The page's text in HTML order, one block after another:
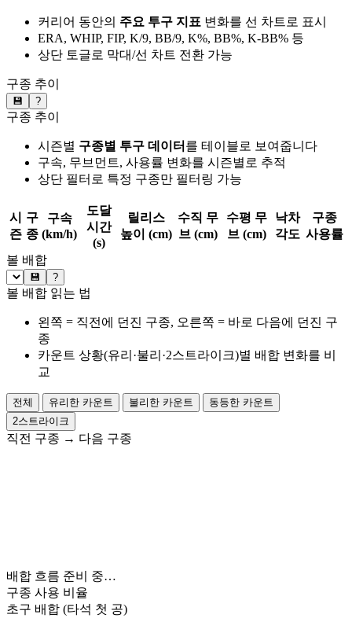
커리어 동안의 주요 투구 지표 변화를 선 차트로 표시
ERA, WHIP, FIP, K/9, BB/9, K%, BB%, K-BB% 등
상단 토글로 막대/선 차트 전환 가능
구종 추이
💾 ?
구종 추이
시즌별 구종별 투구 데이터 를 테이블로 보여줍니다
구속, 무브먼트, 사용률 변화를 시즌별로 추적
상단 필터로 특정 구종만 필터링 가능
시
즌
구
종
구속
(km/h)
도달
시간
(s)
릴리스
높이 (cm)
수직 무
브 (cm)
수평 무
브 (cm)
낙차
각도
구종
사용률
볼 배합
💾 ?
볼 배합 읽는 법
왼쪽 = 직전에 던진 구종, 오른쪽 = 바로 다음에 던진 구
종
카운트 상황(유리·불리·2스트라이크)별 배합 변화를 비
교
전체 유리한 카운트 불리한 카운트
동등한 카운트
2스트라이크
직전 구종 → 다음 구종
배합 흐름 준비 중…
구종 사용 비율
초구 배합 (타석 첫 공)